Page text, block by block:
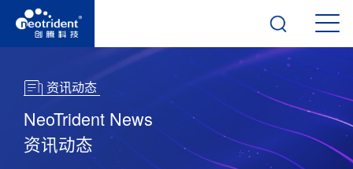
资讯动态
NeoTrident News
资讯动态